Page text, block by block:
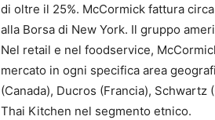
di oltre il 25%. McCormick fattura
alla Borsa di New York. Il gruppo
Nel retail e nel foodservice,
mercato in ogni specifica area
(Canada), Ducros (Francia), Schwartz
Thai Kitchen nel segmento etnico.